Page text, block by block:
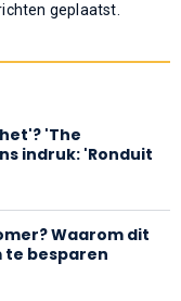
geplaatst.
'The
indruk: 'Ronduit
Waarom dit
te besparen